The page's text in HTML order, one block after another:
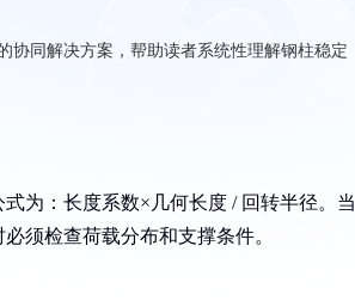
协同解决方案，帮助读者系统性理解钢柱稳定
为：长度系数×几何长度 / 回转半径。当
须检查荷载分布和支撑条件。